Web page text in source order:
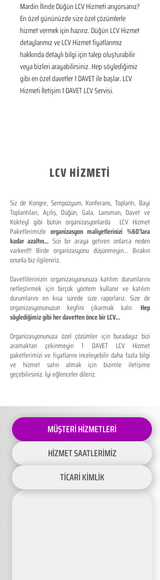
Mardin İlinde Düğün LCV Hizmeti arıyorsanız?
En özel gününüzde size özel çözümlerle
hizmet vermek için hazırız. Düğün LCV Hizmet
detaylarımız ve LCV Hizmet fiyatlarımız
hakkında detaylı bilgi için talep oluşturabilir
veya bizleri arayabilirsiniz. Hep söylediğimiz
gibi en özel davetler 1 DAVET ile başlar. LCV
Hizmeti İletişim 1 DAVET LCV Servisi.
LCV HİZMETİ
Siz de Kongre, Sempozyum, Konferans, Toplantı, Bayi
Toplantıları, Açılış, Düğün, Gala, Lansman, Davet ve
Kokteyl gibi bütün organizasyonlarda LCV Hizmet
Paketlerimizle organizasyon maliyetlerinizi %60'lara
kadar azaltın... Sizi bir araya getiren onlarca neden
varken!!! Birde organizasyonu düşünmeyin... Bırakın
onunla biz ilgileniriz.
Davetlilerinizin organizasyonunuza katılım durumlarını
netleştirmek için birçok yöntem kullanır ve katılım
durumlarını en kısa sürede size raporlarız. Size de
organizasyonunuzun keyfini çıkarmak kalır. Hep
söylediğimiz gibi her davetten önce bir LCV...
Organizasyonunuza özel çözümler için buradayız bizi
aramaktan çekinmeyin 1 DAVET LCV Hizmet
paketlerimizi ve fiyatlarını inceleyebilir daha fazla bilgi
ve hizmet satın almak için bizimle iletişime
geçebilirsiniz. İyi eğlenceler dileriz.
MÜŞTERİ HİZMETLERİ
HİZMET SAATLERİMİZ
TİCARİ KİMLİK